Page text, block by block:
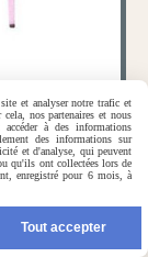
et analyser notre trafic et
nos partenaires et nous
à des informations
des informations sur
et d'analyse, qui peuvent
qu'ils ont collectées lors de
enregistré pour 6 mois, à
Tout accepter